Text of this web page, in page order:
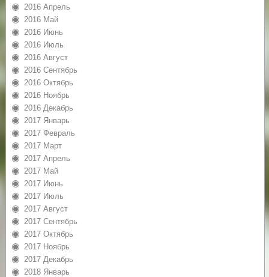
2016 Апрель
2016 Май
2016 Июнь
2016 Июль
2016 Август
2016 Сентябрь
2016 Октябрь
2016 Ноябрь
2016 Декабрь
2017 Январь
2017 Февраль
2017 Март
2017 Апрель
2017 Май
2017 Июнь
2017 Июль
2017 Август
2017 Сентябрь
2017 Октябрь
2017 Ноябрь
2017 Декабрь
2018 Январь